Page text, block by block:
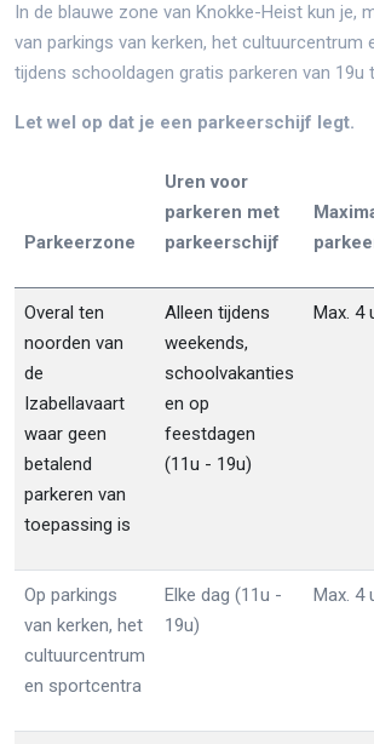
In de blauwe zone van Knokke-Heist kun je,
van parkings van kerken, het cultuurcentrum
tijdens schooldagen gratis parkeren van 19u
Let wel op dat je een parkeerschijf legt.
Parkeerzone
Uren voor
parkeren met
parkeerschijf
Overal ten
noorden van
de
Izabellavaart
waar geen
betalend
parkeren van
toepassing is
Alleen tijdens
weekends,
schoolvakanties
en op
feestdagen
(11u - 19u)
Max. 4
Op parkings
van kerken, het
cultuurcentrum
en sportcentra
Elke dag (11u -
19u)
Max. 4